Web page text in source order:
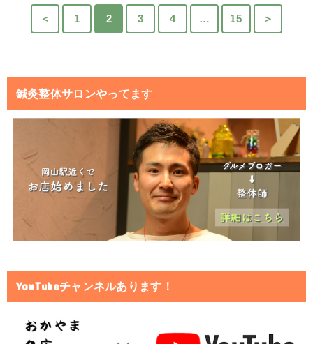
＜ 1 2 3 4 … 15 ＞
鍼灸整体サロンやってます
YouTubeチャンネルあります！